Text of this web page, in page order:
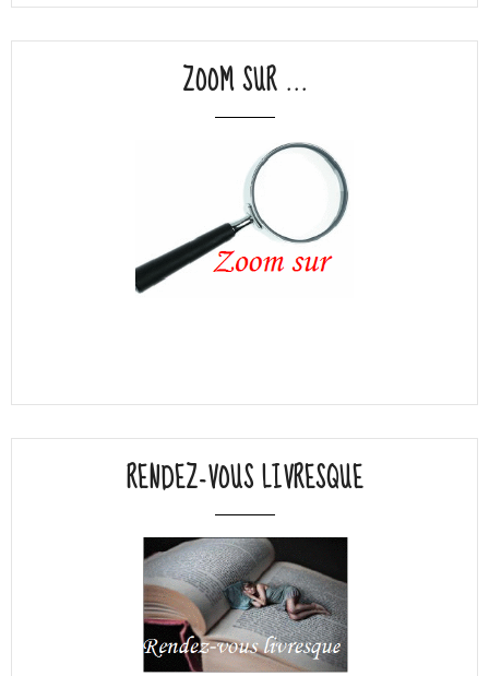
ZOOM SUR ...
RENDEZ-VOUS LIVRESQUE